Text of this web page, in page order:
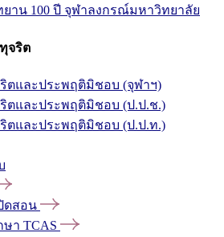
ยาน 100 ปี จุฬาลงกรณ์มหาวิทยาลัย
จริต
ริตและประพฤติมิชอบ (จุฬาฯ)
ริตและประพฤติมิชอบ (ป.ป.ช.)
ริตและประพฤติมิชอบ (ป.ป.ท.)
ดสอน
า TCAS